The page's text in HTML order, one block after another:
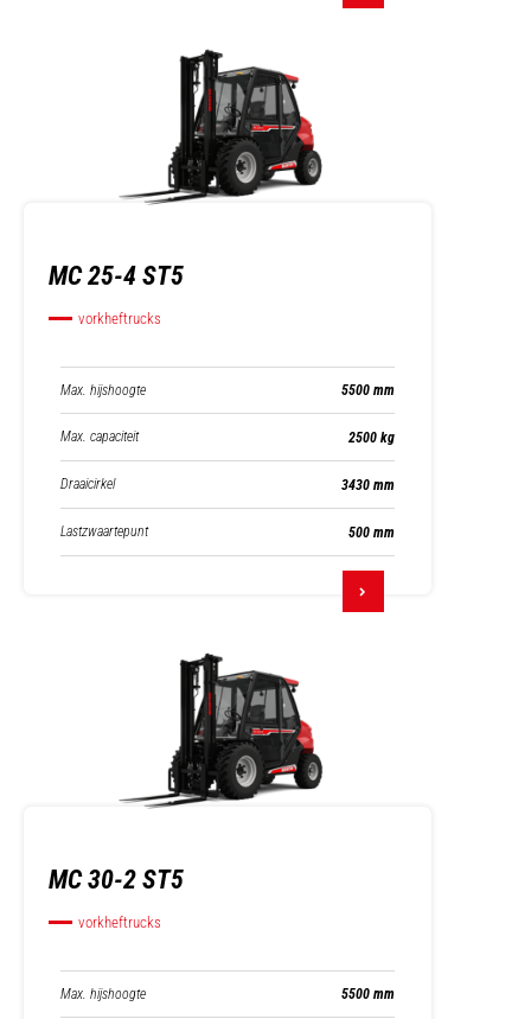
MC 25-4 ST5
vorkheftrucks
Max. hijshoogte 5500 mm
Max. capaciteit 2500 kg
Draaicirkel 3430 mm
Lastzwaartepunt 500 mm
MC 30-2 ST5
vorkheftrucks
Max. hijshoogte 5500 mm